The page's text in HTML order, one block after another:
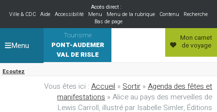
Accès direct :
Ville & CDC Aide Accessibilité Menu Menu de la rubrique Contenu
Recherche
Bas de page
Tourisme
PONT-AUDEMER
VAL DE RISLE
Ecoutez
Mon carnet
de voyage
Menu
Vous êtes ici : Accueil » Sortir » Agenda des fêtes et
manifestations » Alice au pays des merveilles de
Lewis Carroll, illustré par Isabelle Simler, Éditions